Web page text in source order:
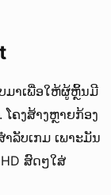
ມາເພື່ອໃຫ້ຜູ້ຫຼິ້ນມີ
ຄງສ້າງຫຼາຍກ້ອງ
ລັບເກມ ເພາະມັນ
ສົດໆໃສ່